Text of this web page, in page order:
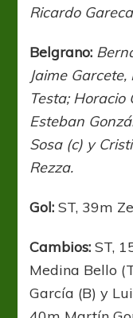
Ricardo
Belgrano:
Jaime
Testa; Horacio
Esteban
Sosa (c) y
Rezza.
Gol: ST, 39m
Cambios: ST,
Medina Bello
García (B) y